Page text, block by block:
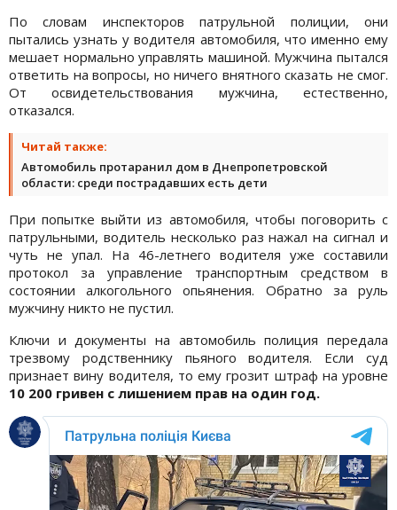
По словам инспекторов патрульной полиции, они
пытались узнать у водителя автомобиля, что именно ему
мешает нормально управлять машиной. Мужчина пытался
ответить на вопросы, но ничего внятного сказать не смог.
От освидетельствования мужчина, естественно,
отказался.
Читай также:
Автомобиль протаранил дом в Днепропетровской
области: среди пострадавших есть дети
При попытке выйти из автомобиля, чтобы поговорить с
патрульными, водитель несколько раз нажал на сигнал и
чуть не упал. На 46-летнего водителя уже составили
протокол за управление транспортным средством в
состоянии алкогольного опьянения. Обратно за руль
мужчину никто не пустил.
Ключи и документы на автомобиль полиция передала
трезвому родственнику пьяного водителя. Если суд
признает вину водителя, то ему грозит штраф на уровне
10 200 гривен с лишением прав на один год.